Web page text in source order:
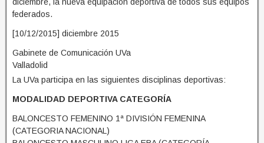
07-Screenshot-2017-10-6 Univ de Valladolid (
UVa_es)
04-Screenshot-2017-10-6 Fuente la Mora (
FuentelaMora)
02-Screenshot-2017-10-6 Fuente la Mora (
FuentelaMora)
federados.
[10/12/2015] diciembre 2015
Gabinete de Comunicación UVa
Valladolid
La UVa participa en las siguientes disciplinas deportivas:
MODALIDAD DEPORTIVA CATEGORÍA
BALONCESTO FEMENINO 1ª DIVISIÓN FEMENINA
(CATEGORIA NACIONAL)